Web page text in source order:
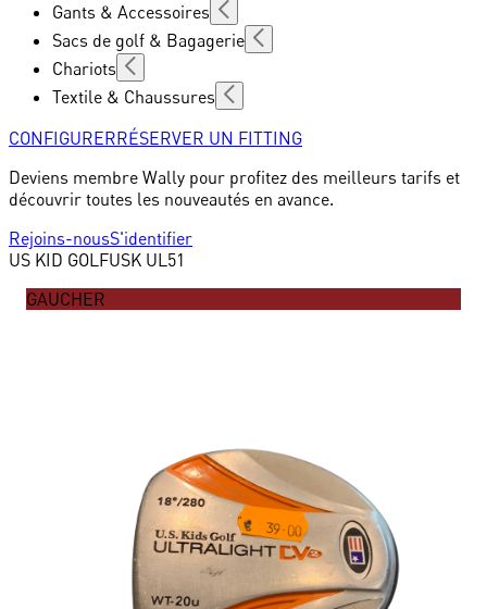
Gants & Accessoires
Sacs de golf & Bagagerie
Chariots
Textile & Chaussures
CONFIGURERRÉSERVER UN FITTING
Deviens membre Wally pour profitez des meilleurs tarifs et
découvrir toutes les nouveautés en avance.
Rejoins-nousS'identifier
US KID GOLFUSK UL51
GAUCHER